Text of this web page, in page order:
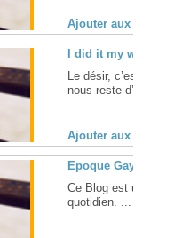
Ajouter aux favoris
I did it my way
Le désir, c’est ce qui
nous reste d’un monde
Ajouter aux favoris
Epoque Gay Le Blog
Ce Blog est un blog
quotidien. ... [